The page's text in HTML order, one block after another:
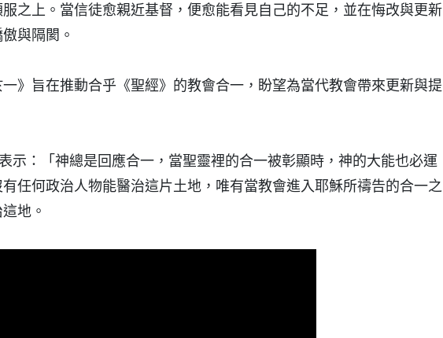
之上。當信徒愈親近基督，便愈能看見自己的不足，並在悔改與更新
與隔閡。
》旨在推動合乎《聖經》的教會合一，盼望為當代教會帶來更新與提
示：「神總是回應合一，當聖靈裡的合一被彰顯時，神的大能也必運
任何政治人物能醫治這片土地，唯有當教會進入耶穌所禱告的合一之
地。